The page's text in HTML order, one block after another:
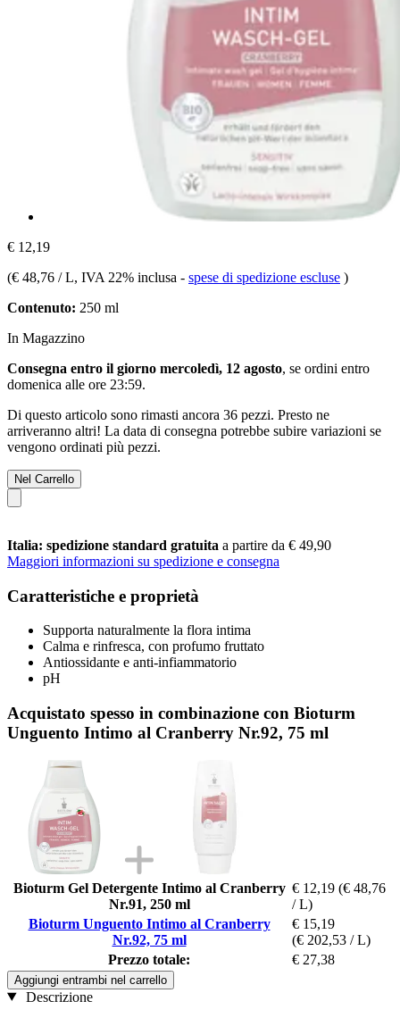
€ 12,19
(€ 48,76 / L, IVA 22% inclusa - spese di spedizione escluse )
Contenuto: 250 ml
In Magazzino
Consegna entro il giorno mercoledì, 12 agosto, se ordini entro
domenica alle ore 23:59.
Di questo articolo sono rimasti ancora 36 pezzi. Presto ne
arriveranno altri! La data di consegna potrebbe subire variazioni se
vengono ordinati più pezzi.
Nel Carrello
Italia: spedizione standard gratuita a partire da € 49,90
Maggiori informazioni su spedizione e consegna
Caratteristiche e proprietà
Supporta naturalmente la flora intima
Calma e rinfresca, con profumo fruttato
Antiossidante e anti-infiammatorio
pH
Acquistato spesso in combinazione con Bioturm
Unguento Intimo al Cranberry Nr.92, 75 ml
Bioturm Gel Detergente Intimo al Cranberry
Nr.91, 250 ml
€ 12,19 (€ 48,76
/ L)
Bioturm Unguento Intimo al Cranberry
Nr.92, 75 ml
€ 15,19
(€ 202,53 / L)
Prezzo totale:
€ 27,38
Aggiungi entrambi nel carrello
Descrizione